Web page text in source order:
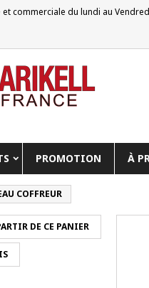
commerciale du lundi au
PROMOTION À
COFFREUR
DE CE PANIER